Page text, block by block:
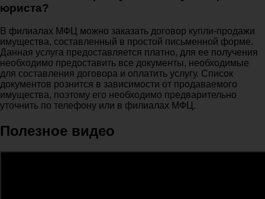
юриста?
В филиалах МФЦ можно заказать договор купли-продажи
имущества, составленный в простой письменной форме.
Данная услуга предоставляется платно, для ее получения
необходимо предоставить все документы, необходимые
для составления договора и оплатить услугу. Список
документов рознится в зависимости от продаваемого
имущества, поэтому его необходимо предварительно
уточнить по телефону или в филиалах МФЦ.
Полезное видео